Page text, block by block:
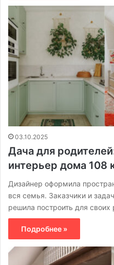
03.10.2025
Дача для
интерьер дома 108
Дизайнер оформила
вся семья. Заказчики и
решила построить для
Подробнее »